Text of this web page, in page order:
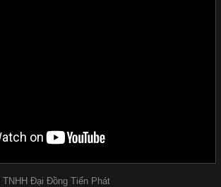
Đại Đồng Tiến Phát